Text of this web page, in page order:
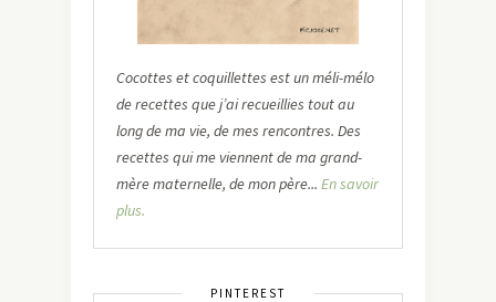
Cocottes et coquillettes est un méli-mélo
de recettes que j’ai recueillies tout au
long de ma vie, de mes rencontres. Des
recettes qui me viennent de ma grand-
mère maternelle, de mon père... En savoir
plus.
PINTEREST